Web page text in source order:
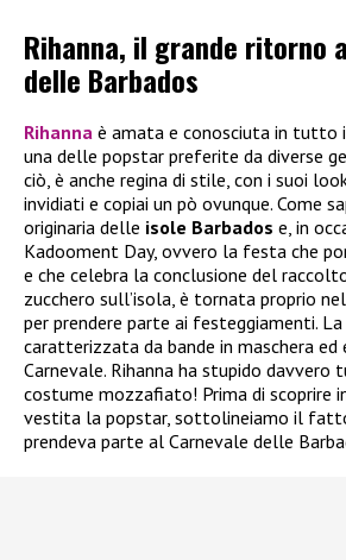
Rihanna, il grande ritorno
delle Barbados
Rihanna è amata e conosciuta in tutto
una delle popstar preferite da diverse
ciò, è anche regina di stile, con i suoi
invidiati e copiai un pò ovunque. Come
originaria delle isole Barbados e, in
Kadooment Day, ovvero la festa che
e che celebra la conclusione del
zucchero sull’isola, è tornata proprio
per prendere parte ai festeggiamenti.
caratterizzata da bande in maschera
Carnevale. Rihanna ha stupido davvero
costume mozzafiato! Prima di scoprire
vestita la popstar, sottolineiamo il
prendeva parte al Carnevale delle